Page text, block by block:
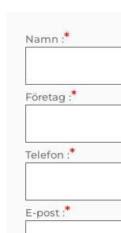
Namn :*Obligatorisk
Företag :*Obligatorisk
Telefon :*Obligatorisk
E-post :*Obligatorisk